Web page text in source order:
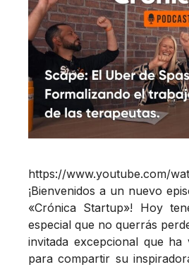
https://www.youtube.com/
¡Bienvenidos a un nuevo
«Crónica Startup»! Hoy
especial que no querrás
invitada excepcional que ha
para compartir su